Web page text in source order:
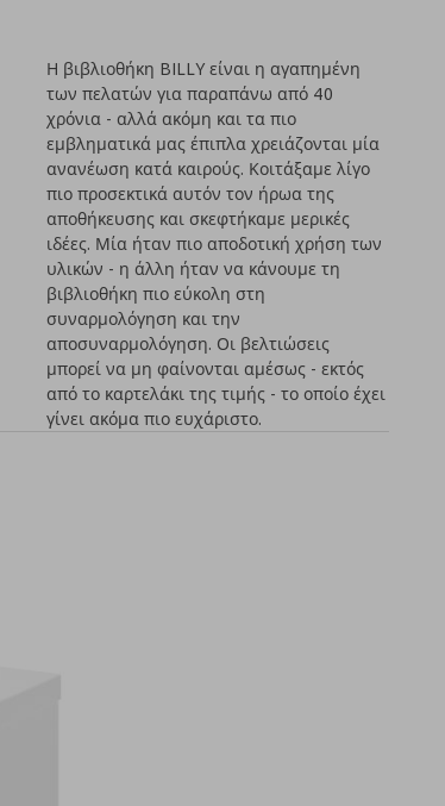
Η βιβλιοθήκη BILLY είναι η αγαπημένη
των πελατών για παραπάνω από 40
χρόνια - αλλά ακόμη και τα πιο
εμβληματικά μας έπιπλα χρειάζονται μία
ανανέωση κατά καιρούς. Κοιτάξαμε λίγο
πιο προσεκτικά αυτόν τον ήρωα της
αποθήκευσης και σκεφτήκαμε μερικές
ιδέες. Μία ήταν πιο αποδοτική χρήση των
υλικών - η άλλη ήταν να κάνουμε τη
βιβλιοθήκη πιο εύκολη στη
συναρμολόγηση και την
αποσυναρμολόγηση. Οι βελτιώσεις
μπορεί να μη φαίνονται αμέσως - εκτός
από το καρτελάκι της τιμής - το οποίο έχει
γίνει ακόμα πιο ευχάριστο.